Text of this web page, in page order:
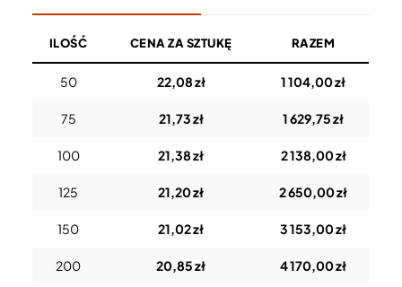
ILOŚĆ CENA ZA SZTUKĘ RAZEM
50 22,08 zł 1 104,00 zł
75 21,73 zł 1 629,75 zł
100 21,38 zł 2 138,00 zł
125 21,20 zł 2 650,00 zł
150 21,02 zł 3 153,00 zł
200 20,85 zł 4 170,00 zł